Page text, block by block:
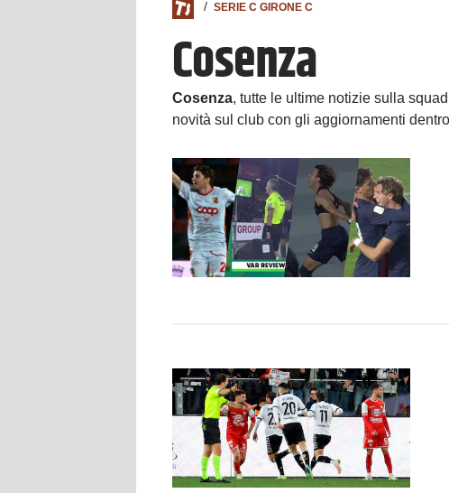
SERIE C GIRONE C
Cosenza
Cosenza, tutte le ultime notizie sulla
novità sul club con gli aggiornamenti